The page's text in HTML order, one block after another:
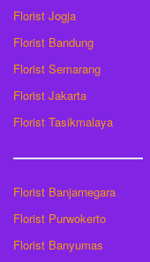
Florist Jogja
Florist Bandung
Florist Semarang
Florist Jakarta
Florist Tasikmalaya
Florist Banjarnegara
Florist Purwokerto
Florist Banyumas